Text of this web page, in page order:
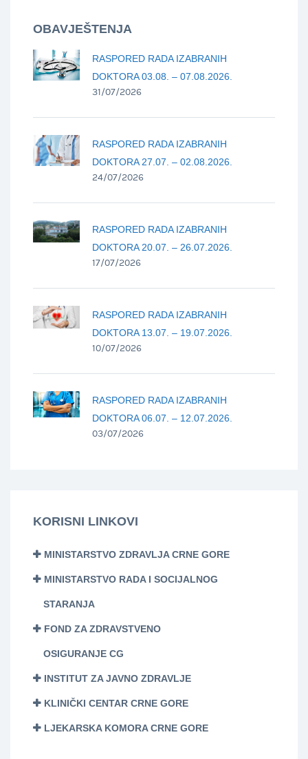
OBAVJEŠTENJA
RASPORED RADA IZABRANIH
DOKTORA 03.08. – 07.08.2026.
31/07/2026
RASPORED RADA IZABRANIH
DOKTORA 27.07. – 02.08.2026.
24/07/2026
RASPORED RADA IZABRANIH
DOKTORA 20.07. – 26.07.2026.
17/07/2026
RASPORED RADA IZABRANIH
DOKTORA 13.07. – 19.07.2026.
10/07/2026
RASPORED RADA IZABRANIH
DOKTORA 06.07. – 12.07.2026.
03/07/2026
KORISNI LINKOVI
MINISTARSTVO ZDRAVLJA CRNE GORE
MINISTARSTVO RADA I SOCIJALNOG
STARANJA
FOND ZA ZDRAVSTVENO
OSIGURANJE CG
INSTITUT ZA JAVNO ZDRAVLJE
KLINIČKI CENTAR CRNE GORE
LJEKARSKA KOMORA CRNE GORE